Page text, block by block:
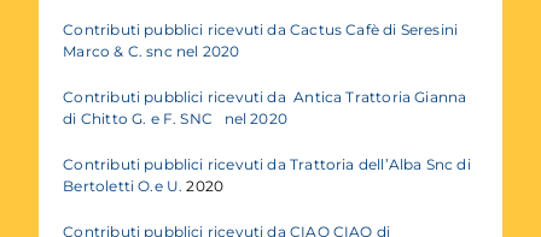
Contributi pubblici ricevuti da Cactus Cafè di Seresini
Marco & C. snc nel 2020
Contributi pubblici ricevuti da Antica Trattoria Gianna
di Chitto G. e F. SNC nel 2020
Contributi pubblici ricevuti da Trattoria dell’Alba Snc di
Bertoletti O.e U. 2020
Contributi pubblici ricevuti da CIAO CIAO di